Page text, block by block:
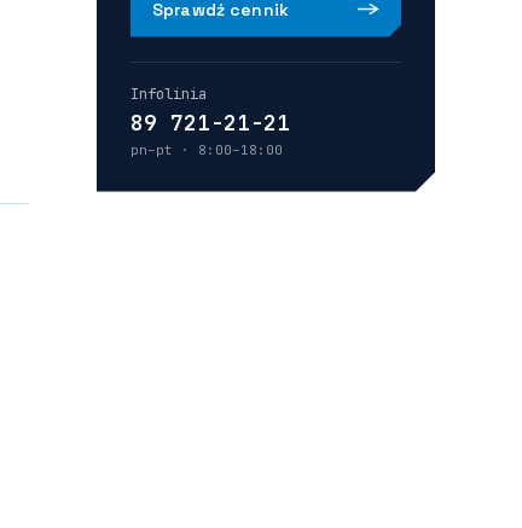
Sprawdź cennik
Infolinia
89 721-21-21
pn–pt · 8:00–18:00